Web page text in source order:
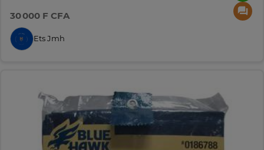
30 000 F CFA
Ets Jmh